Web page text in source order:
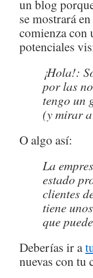
un blog
se mostrará
comienza con
potenciales
¡Hola!:
por las
tengo un
(y mirar
O algo así:
La
estado
clientes
tiene
que
Deberías ir a
nuevas con tu